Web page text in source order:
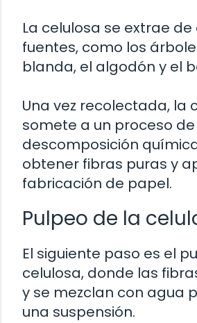
La celulosa se extrae
fuentes, como los
blanda, el algodón y el
Una vez recolectada, la
somete a un proceso de
descomposición
obtener fibras puras y
fabricación de papel.
Pulpeo de la
El siguiente paso es el
celulosa, donde las
y se mezclan con agua
una suspensión.